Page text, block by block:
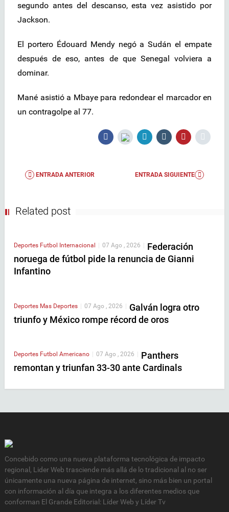
segundo antes del descanso, esta vez asistido por
Jackson.
El portero Édouard Mendy negó a Sudán el empate
después de eso, antes de que Senegal volviera a
dominar.
Mané asistió a Mbaye para redondear el marcador en
un contragolpe al 77.
ENTRADA ANTERIOR ENTRADA SIGUIENTE
Related post
Deportes Futbol Internacional 07 Ago , 2026
Federación
noruega de fútbol pide la renuncia de Gianni
Infantino
Deportes Mas Deportes | 07 Ago , 2026 | Galván logra otro
triunfo y México rompe récord de oros
Deportes Futbol Americano 07 Ago , 2026
Panthers
remontan y triunfan 33-30 ante Cardinals
Concebido como una nueva plataforma tecnológica de impacto
regional, Lider Web trasciende más allá de lo tradicional al no ser
únicamente una nueva página de internet, sino más bien un portal
con información al día que integra a los diferentes medios que
conforman El Grande Editorial: Líder Web y Líder Tv